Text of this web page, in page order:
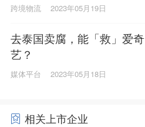
跨境物流 2023年05月19日
去泰国卖腐，能「救」爱奇
艺？
媒体平台 2023年05月18日
相关上市企业